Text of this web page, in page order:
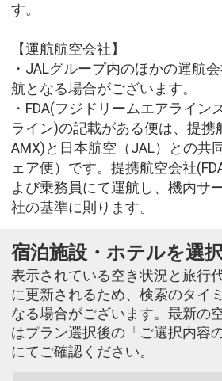
す。
【運航航空会社】
・JALグループ内のほかの運航
航となる場合がございます。
・FDA(フジドリームエアライン
ライン)の記載がある便は、提携
AMX)と日本航空（JAL）との共
ェア便）です。提携航空会社
よび乗務員にて運航し、機内サ
社の基準に則ります。
宿泊施設・ホテルを選
表示されている空き状況と旅行
に更新されるため、検索のタイ
なる場合がございます。最新の
はプラン選択後の「ご選択内容
にてご確認ください。